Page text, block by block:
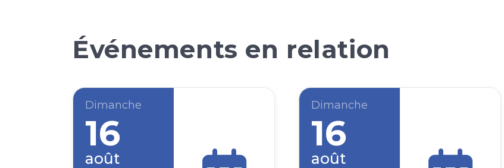
Événements en relation
Dimanche
16
août
Dimanche
16
août